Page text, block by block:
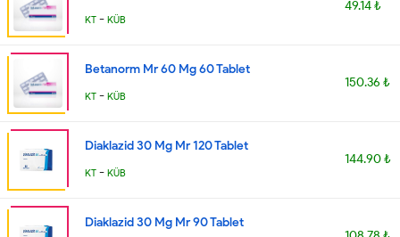
KT - KÜB
49.14 ₺
Betanorm Mr 60 Mg 60 Tablet
KT - KÜB
150.36 ₺
Diaklazid 30 Mg Mr 120 Tablet
KT - KÜB
144.90 ₺
Diaklazid 30 Mg Mr 90 Tablet